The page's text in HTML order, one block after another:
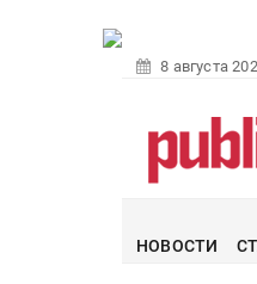
8 августа
НОВОСТИ